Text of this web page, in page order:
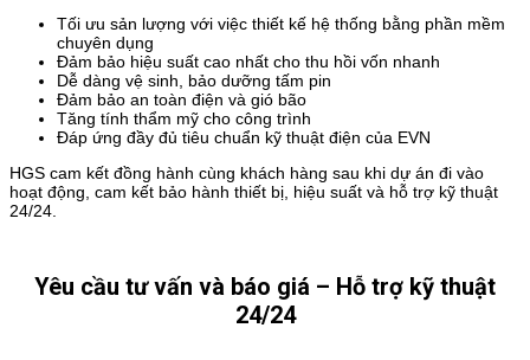
Tối ưu sản lượng với việc thiết kế hệ thống bằng phần mềm
chuyên dụng
Đảm bảo hiệu suất cao nhất cho thu hồi vốn nhanh
Dễ dàng vệ sinh, bảo dưỡng tấm pin
Đảm bảo an toàn điện và gió bão
Tăng tính thẩm mỹ cho công trình
Đáp ứng đầy đủ tiêu chuẩn kỹ thuật điện của EVN
HGS cam kết đồng hành cùng khách hàng sau khi dự án đi vào
hoạt động, cam kết bảo hành thiết bị, hiệu suất và hỗ trợ kỹ thuật
24/24.
Yêu cầu tư vấn và báo giá – Hỗ trợ kỹ thuật
24/24